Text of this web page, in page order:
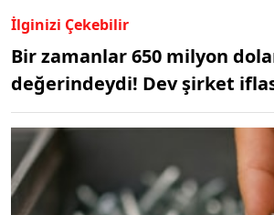
İlginizi Çekebilir
Bir zamanlar 650 milyon
değerindeydi! Dev şirket